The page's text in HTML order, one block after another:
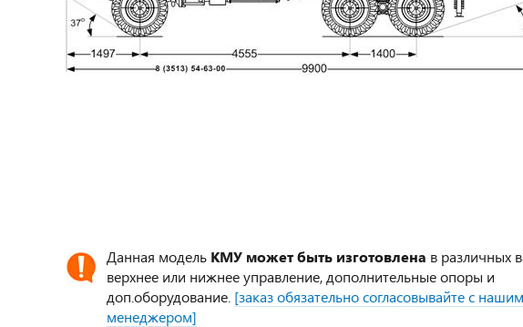
Данная модель КМУ может быть изготовлена в различных
верхнее или нижнее управление, дополнительные опоры и
доп.оборудование. [заказ обязательно согласовывайте с нашим
менеджером]